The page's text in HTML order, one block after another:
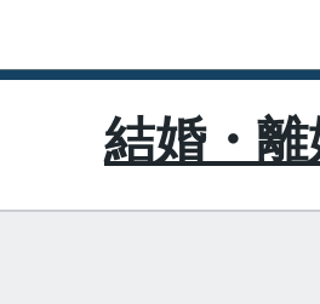
結婚・離